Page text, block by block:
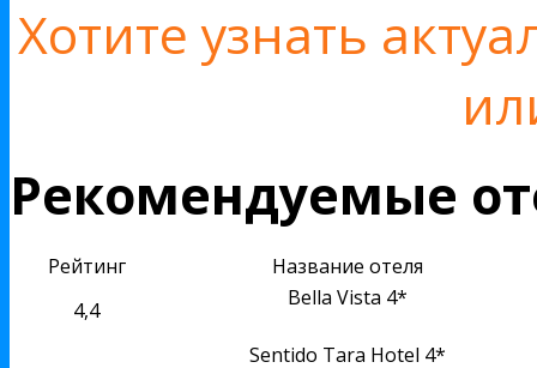
Хотите узнать
Рекомендуемые
Рейтинг
Название отеля
4,4
Bella Vista 4*
Sentido Tara Hotel 4*